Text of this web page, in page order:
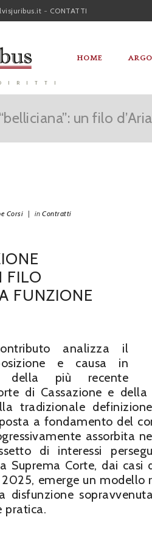
- CONTATTI
HOME
un filo
Corsi | in Contratti
FILO
FUNZIONE
analizza il
e causa in
della più recente
di Cassazione e
tradizionale
a fondamento del
assorbita
di interessi
Suprema Corte, dai
2025, emerge un
disfunzione
pratica.